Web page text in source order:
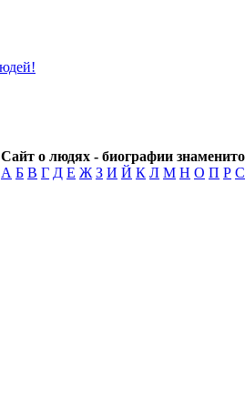
Сайт о людях - биографии
А Б В Г Д Е Ж З И Й К Л М Н О П Р С